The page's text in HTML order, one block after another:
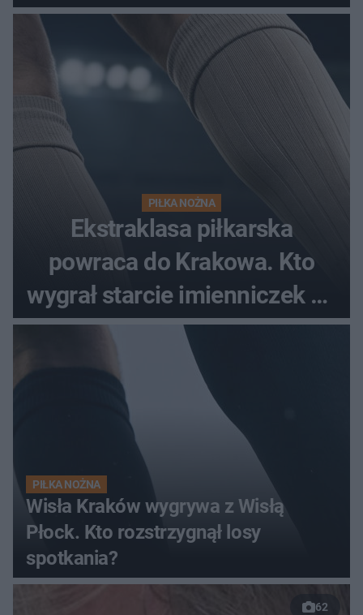
spotkania?
PIŁKA NOŻNA
Ekstraklasa piłkarska
powraca do Krakowa. Kto
wygrał starcie imienniczek na
pełnym stadionie
PIŁKA NOŻNA
Wisła Kraków wygrywa z Wisłą
Płock. Kto rozstrzygnął losy
spotkania?
62